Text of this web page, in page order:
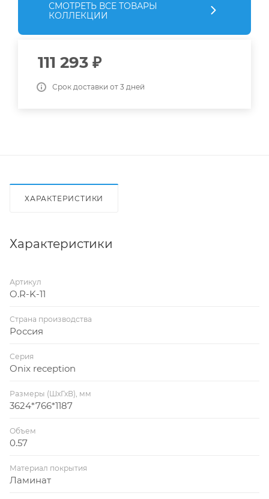
СМОТРЕТЬ ВСЕ ТОВАРЫ
КОЛЛЕКЦИИ
111 293 ₽
Срок доставки от 3 дней
ХАРАКТЕРИСТИКИ
Характеристики
Артикул
O.R-K-11
Страна производства
Россия
Серия
Onix reception
Размеры (ШхГхВ), мм
3624*766*1187
Объем
0.57
Материал покрытия
Ламинат